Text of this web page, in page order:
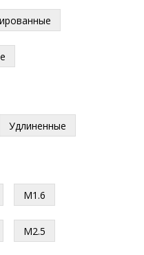
Удлиненные
М1.6
М2.5